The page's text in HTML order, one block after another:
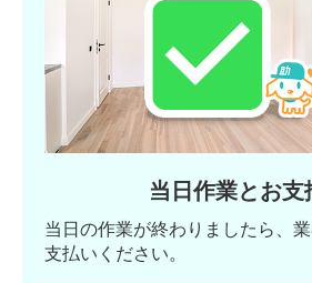
当日作業とお支
当日の作業が終わりましたら、
支払いください。